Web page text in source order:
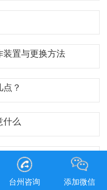
装置与更换方法
？
什么
台州咨询 添加微信